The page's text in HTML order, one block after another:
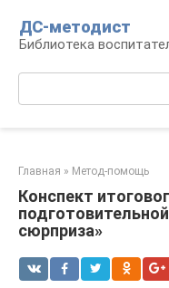
контенту
ДС-методист
Библиотека
Главная » Метод-помощь
Конспект
сюрприза»